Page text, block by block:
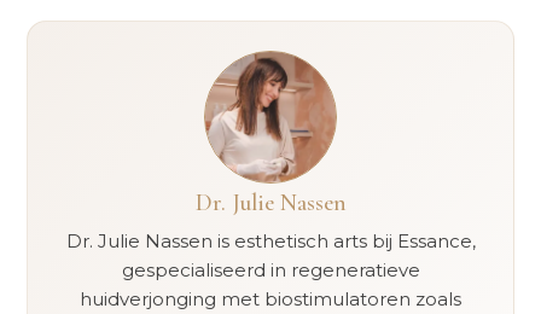
Dr. Julie Nassen
Dr. Julie Nassen is esthetisch arts bij Essance,
gespecialiseerd in regeneratieve
huidverjonging met biostimulatoren zoals